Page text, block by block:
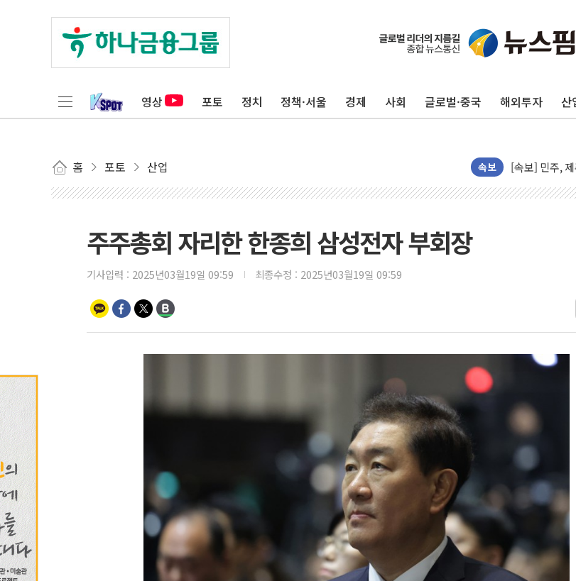
영상 포토 정치 정책·서울 경제 사회 글로벌·중국 해외투자 산
홈 포토 산업 속보
울진·영덕 '호
[종합] 김민
김민석, 2주차
인사하는 김
[속보] 민주,
[속보] 민주,
美, 이란전
서울 중랑구
李대통령 "
여수 오동도
추미애, '위안
인천서 말다
李대통령,
주주총회 자리한 한종희 삼성전자 부회장
기사입력 : 2025년03월19일 09:59 최종수정 : 2025년03월19일 09:59